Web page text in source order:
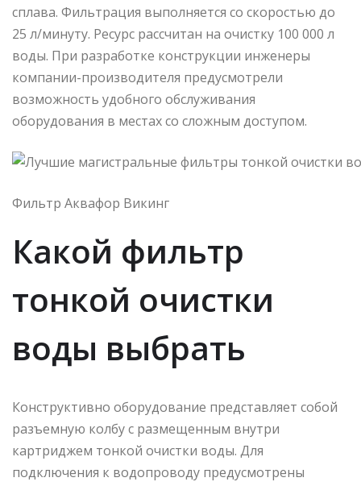
сплава. Фильтрация выполняется со скоростью до
25 л/минуту. Ресурс рассчитан на очистку 100 000 л
воды. При разработке конструкции инженеры
компании-производителя предусмотрели
возможность удобного обслуживания
оборудования в местах со сложным доступом.
Фильтр Аквафор Викинг
Какой фильтр
тонкой очистки
воды выбрать
Конструктивно оборудование представляет собой
разъемную колбу с размещенным внутри
картриджем тонкой очистки воды. Для
подключения к водопроводу предусмотрены